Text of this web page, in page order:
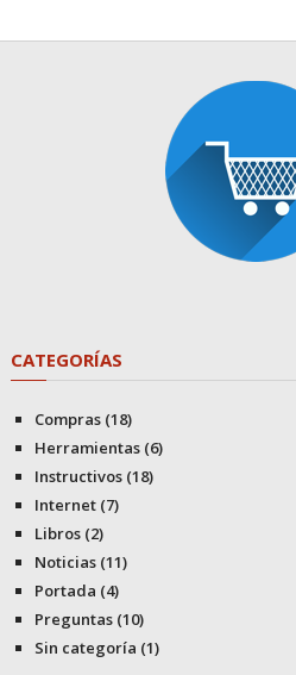
CATEGORÍAS
Compras(18)
Herramientas(6)
Instructivos(18)
Internet(7)
Libros(2)
Noticias(11)
Portada (4)
Preguntas(10)
Sin categoría (1)